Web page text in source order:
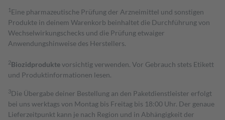
1 Eine pharmazeutische Prüfung der Arzneimittel und sonstigen
Produkte in deinem Warenkorb beinhaltet die Durchführung von
Wechselwirkungschecks und die Prüfung etwaiger
Anwendungshinweise des Herstellers.
2Biozidproduktevorsichtig verwenden. Vor Gebrauch stets Etikett
und Produktinformationen lesen.
3Die Übergabe deiner Bestellung an den Paketdienstleister erfolgt
bei uns werktags von Montag bis Freitag bis 18:00 Uhr. Der genaue
Lieferzeitpunkt kann je nach Region und in Abhängigkeit der